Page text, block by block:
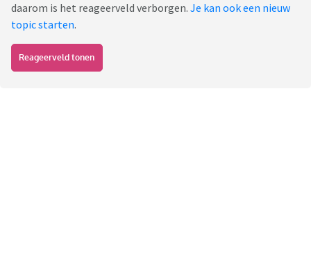
daarom is het reageerveld verborgen. Je kan ook een nieuw
topic starten.
Reageerveld tonen